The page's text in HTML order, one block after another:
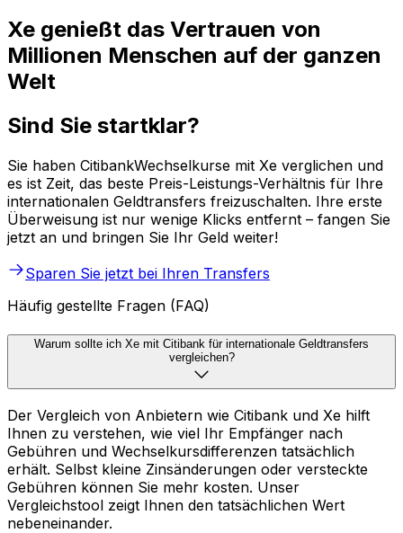
Xe genießt das Vertrauen von
Millionen Menschen auf der ganzen
Welt
Sind Sie startklar?
Sie haben CitibankWechselkurse mit Xe verglichen und
es ist Zeit, das beste Preis-Leistungs-Verhältnis für Ihre
internationalen Geldtransfers freizuschalten. Ihre erste
Überweisung ist nur wenige Klicks entfernt – fangen Sie
jetzt an und bringen Sie Ihr Geld weiter!
Sparen Sie jetzt bei Ihren Transfers
Häufig gestellte Fragen (FAQ)
Warum sollte ich Xe mit Citibank für internationale Geldtransfers
vergleichen?
Der Vergleich von Anbietern wie Citibank und Xe hilft
Ihnen zu verstehen, wie viel Ihr Empfänger nach
Gebühren und Wechselkursdifferenzen tatsächlich
erhält. Selbst kleine Zinsänderungen oder versteckte
Gebühren können Sie mehr kosten. Unser
Vergleichstool zeigt Ihnen den tatsächlichen Wert
nebeneinander.